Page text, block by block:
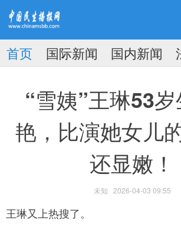
播
首页 国际新闻 国内新闻
“雪姨”王琳53
艳，比演她女儿
还显嫩！
未知 2026-04-03 09:55
王琳又上热搜了。